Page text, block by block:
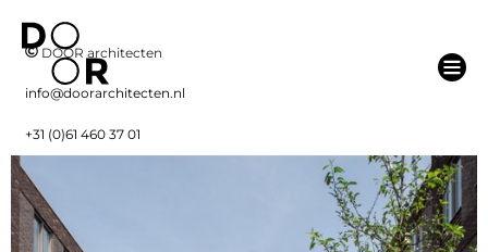
DOOR architecten
info@doorarchitecten.nl
+31 (0)61 460 37 01